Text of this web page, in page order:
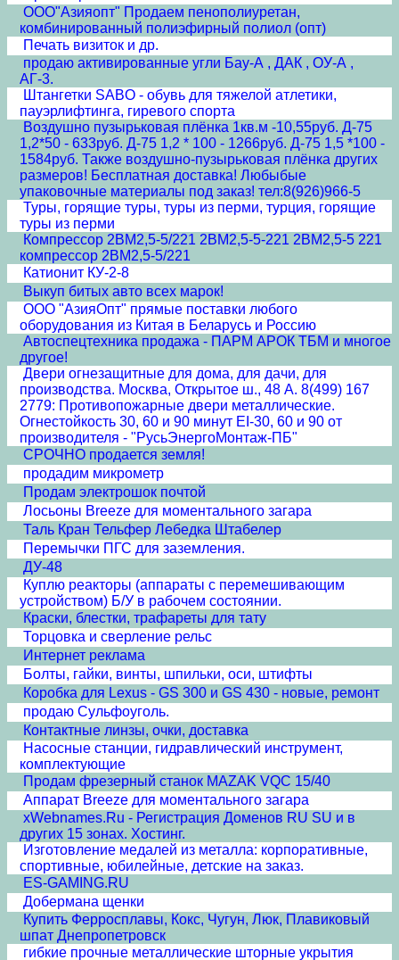
ООО"Азияопт" Продаем пенополиуретан,
комбинированный полиэфирный полиол (опт)
Печать визиток и др.
продаю активированные угли Бау-А , ДАК , ОУ-А ,
АГ-3.
Штангетки SABO - обувь для тяжелой атлетики,
пауэрлифтинга, гиревого спорта
Воздушно пузырьковая плёнка 1кв.м -10,55руб. Д-75
1,2*50 - 633руб. Д-75 1,2 * 100 - 1266руб. Д-75 1,5 *100 -
1584руб. Также воздушно-пузырьковая плёнка других
размеров! Бесплатная доставка! Любыбые
упаковочные материалы под заказ! тел:8(926)966-5
Туры, горящие туры, туры из перми, турция, горящие
туры из перми
Компрессор 2ВМ2,5-5/221 2ВМ2,5-5-221 2ВМ2,5-5 221
компрессор 2ВМ2,5-5/221
Катионит КУ-2-8
Выкуп битых авто всех марок!
ООО "АзияОпт" прямые поставки любого
оборудования из Китая в Беларусь и Россию
Автоспецтехника продажа - ПАРМ АРОК ТБМ и многое
другое!
Двери огнезащитные для дома, для дачи, для
производства. Москва, Открытое ш., 48 А. 8(499) 167
2779: Противопожарные двери металлические.
Огнестойкость 30, 60 и 90 минут EI-30, 60 и 90 от
производителя - "РусьЭнергоМонтаж-ПБ"
СРОЧНО продается земля!
продадим микрометр
Продам электрошок почтой
Лосьоны Breeze для моментального загара
Таль Кран Тельфер Лебедка Штабелер
Перемычки ПГС для заземления.
ДУ-48
Куплю реакторы (аппараты с перемешивающим
устройством) Б/У в рабочем состоянии.
Краски, блестки, трафареты для тату
Торцовка и сверление рельс
Интернет реклама
Болты, гайки, винты, шпильки, оси, штифты
Коробка для Lexus - GS 300 и GS 430 - новые, ремонт
продаю Сульфоуголь.
Контактные линзы, очки, доставка
Насосные станции, гидравлический инструмент,
комплектующие
Продам фрезерный станок MAZAK VQC 15/40
Аппарат Breeze для моментального загара
xWebnames.Ru - Регистрация Доменов RU SU и в
других 15 зонах. Хостинг.
Изготовление медалей из металла: корпоративные,
спортивные, юбилейные, детские на заказ.
ES-GAMING.RU
Добермана щенки
Купить Ферросплавы, Кокс, Чугун, Люк, Плавиковый
шпат Днепропетровск
гибкие прочные металлические шторные укрытия